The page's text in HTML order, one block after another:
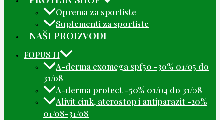
Oprema za sportiste
Suplementi za sportiste
NAŠI PROIZVODI
POPUSTI
A-derma exomega spf50 -30% 01/05 do
31/08
A-derma protect -50% 01/04 do 31/08
Alivit cink, aterostop i antiparazit -20%
01/08-31/08